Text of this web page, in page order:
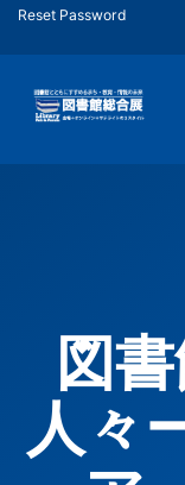
ー
用
メ
Reset Password
図
人々